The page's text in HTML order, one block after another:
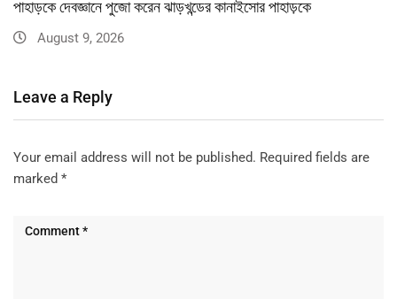
পাহাড়কে দেবজ্ঞানে পুজো করেন ঝাড়খন্ডের কানাইসোর পাহাড়কে
August 9, 2026
Leave a Reply
Your email address will not be published. Required fields are
marked *